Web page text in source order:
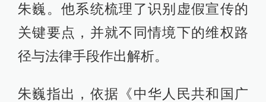
朱巍。他系统梳理了识别虚假宣传的
关键要点，并就不同情境下的维权路
径与法律手段作出解析。
朱巍指出，依据《中华人民共和国广